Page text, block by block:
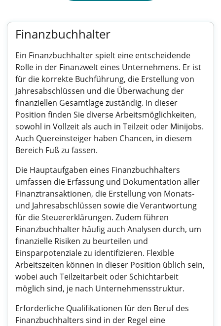
Finanzbuchhalter
Ein Finanzbuchhalter spielt eine entscheidende
Rolle in der Finanzwelt eines Unternehmens. Er ist
für die korrekte Buchführung, die Erstellung von
Jahresabschlüssen und die Überwachung der
finanziellen Gesamtlage zuständig. In dieser
Position finden Sie diverse Arbeitsmöglichkeiten,
sowohl in Vollzeit als auch in Teilzeit oder Minijobs.
Auch Quereinsteiger haben Chancen, in diesem
Bereich Fuß zu fassen.
Die Hauptaufgaben eines Finanzbuchhalters
umfassen die Erfassung und Dokumentation aller
Finanztransaktionen, die Erstellung von Monats-
und Jahresabschlüssen sowie die Verantwortung
für die Steuererklärungen. Zudem führen
Finanzbuchhalter häufig auch Analysen durch, um
finanzielle Risiken zu beurteilen und
Einsparpotenziale zu identifizieren. Flexible
Arbeitszeiten können in dieser Position üblich sein,
wobei auch Teilzeitarbeit oder Schichtarbeit
möglich sind, je nach Unternehmensstruktur.
Erforderliche Qualifikationen für den Beruf des
Finanzbuchhalters sind in der Regel eine